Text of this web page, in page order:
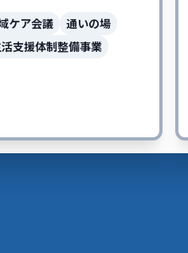
ケア会議
通いの場
支援体制整備事業